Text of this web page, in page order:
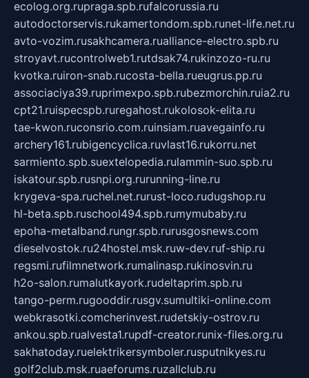
ecolog.org.rupraga.spb.rufalcorussia.ru
autodoctorservis.rukamertondom.spb.runet-life.net.ru
avto-vozim.rusakhcamera.rualliance-electro.spb.ru
stroyavt.rucontrolweb1.rutdsak74.rukinzozo-ru.ru
kvotka.ruiron-snab.rucosta-bella.rueugrus.pp.ru
associaciya39.ruprimexpo.spb.rubezmorchin.ruia2.ru
cpt21.ruispecspb.ruregahost.rukolosok-elita.ru
tae-kwon.ruconsrio.com.ruinsiam.ruavegainfo.ru
archery161.rubigencyclica.ruvlast16.rukorru.net
sarmiento.spb.suextelopedia.rulammin-suo.spb.ru
iskatour.spb.rusnpi.org.rurunning-line.ru
krygeva-spa.ruchel.net.rurust-loco.rudugshop.ru
hl-beta.spb.ruschool494.spb.rumymubaby.ru
epoha-metalband.rungr.spb.rurusgosnews.com
dieselvostok.ru24hostel.msk.ruw-dev.ruf-ship.ru
regsmi.rufilmnetwork.rumalinasp.rukinosvin.ru
h2o-salon.rumalutkayork.rudeltaprim.spb.ru
tango-perm.rugooddir.rusgv.sumultiki-online.com
webkrasotki.comcherinvest.rudetskiy-ostrov.ru
ankou.spb.rualvesta1.rupdf-creator.runix-files.org.ru
sakhatoday.ruelektrikersymboler.rusputnikyes.ru
golf2club.msk.ruaeforums.ruzallclub.ru